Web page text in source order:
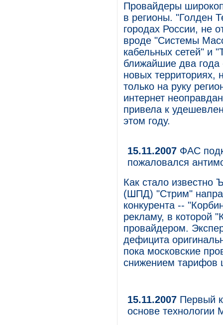
Провайдеры
в регионы. "Голден
городах России, не
вроде "Системы
кабельных сетей" и
ближайшие два года
новых территориях,
только на руку
интернет
привела к
этом году.
15.11.2007 ФАС
пожаловался
Как стало известно
(ШПД) "Стрим"
конкурента --
рекламу, в которой
провайдером.
дефицита
пока московские
снижением тарифов
15.11.2007 Первый
основе технологии